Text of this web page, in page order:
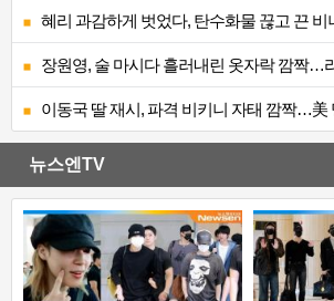
혜리 과감하게 벗었다, 탄수화물 끊고 끈 비
장원영, 술 마시다 흘러내린 옷자락 깜짝…
이동국 딸 재시, 파격 비키니 자태 깜짝…美
뉴스엔TV